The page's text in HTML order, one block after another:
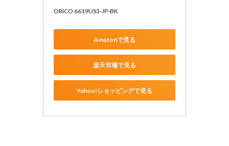
ORICO 6619US3-JP-BK
Amazonで見る
楽天市場で見る
Yahoo!ショッピングで見る